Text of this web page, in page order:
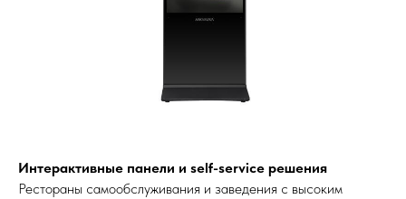
Интерактивные панели и self-service решения
Рестораны самообслуживания и заведения с высоким